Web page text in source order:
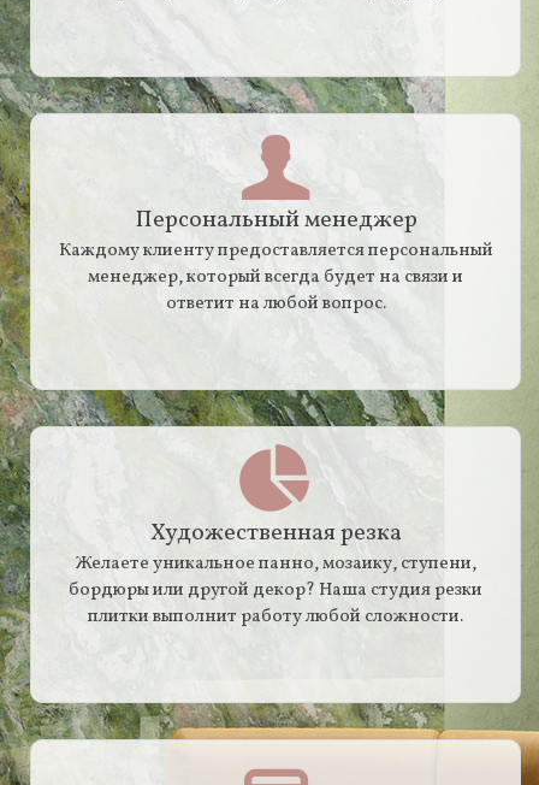
Персональный менеджер
Каждому клиенту предоставляется персональный
менеджер, который всегда будет на связи и
ответит на любой вопрос.
Художественная резка
Желаете уникальное панно, мозаику, ступени,
бордюры или другой декор? Наша студия резки
плитки выполнит работу любой сложности.